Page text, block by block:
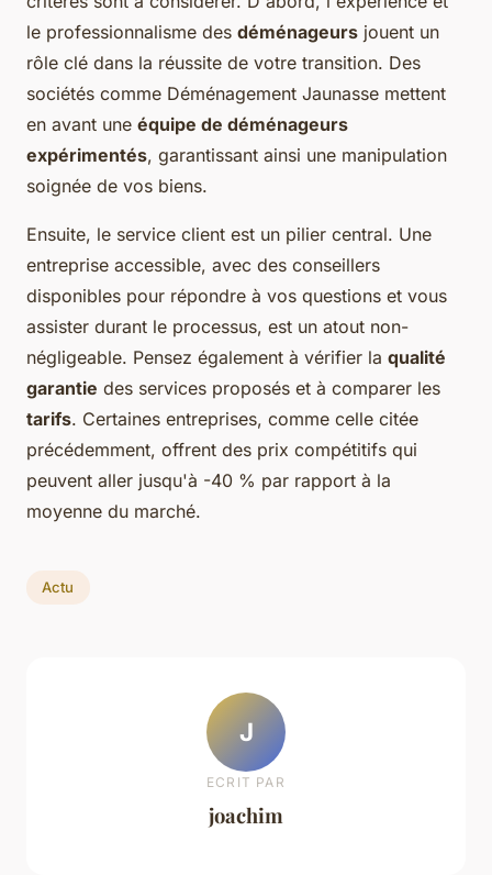
le professionnalisme des déménageurs jouent un
rôle clé dans la réussite de votre transition. Des
sociétés comme Déménagement Jaunasse mettent
en avant une équipe de déménageurs
expérimentés, garantissant ainsi une manipulation
soignée de vos biens.
Ensuite, le service client est un pilier central. Une
entreprise accessible, avec des conseillers
disponibles pour répondre à vos questions et vous
assister durant le processus, est un atout non-
négligeable. Pensez également à vérifier la qualité
garantie des services proposés et à comparer les
tarifs. Certaines entreprises, comme celle citée
précédemment, offrent des prix compétitifs qui
peuvent aller jusqu'à -40 % par rapport à la
moyenne du marché.
Actu
J
ECRIT PAR
joachim